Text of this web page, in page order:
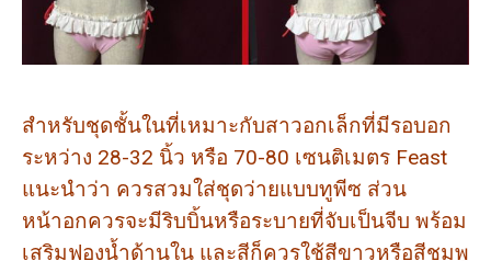
สำหรับชุดชั้นในที่เหมาะกับสาวอกเล็กที่มีรอบอก
ระหว่าง 28-32 นิ้ว หรือ 70-80 เซนติเมตร Feast
แนะนำว่า ควรสวมใส่ชุดว่ายแบบทูพีซ ส่วน
หน้าอกควรจะมีริบบิ้นหรือระบายที่จับเป็นจีบ พร้อม
เสริมฟองน้ำด้านใน และสีก็ควรใช้สีขาวหรือสีชมพู